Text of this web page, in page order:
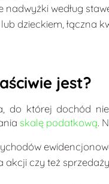
według
dzieckiem, łączna
jest?
do której dochód
skalę podatkową.
akcji czy też